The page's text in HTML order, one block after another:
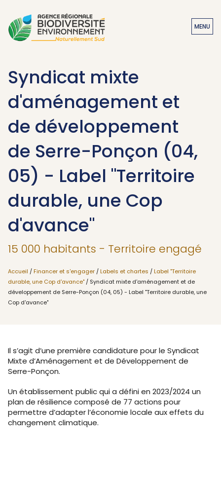
MENU
Syndicat mixte
d'aménagement et
de développement
de Serre-Ponçon (04,
05) - Label "Territoire
durable, une Cop
d'avance"
15 000 habitants - Territoire engagé
Accueil / Financer et s'engager / Labels et chartes / Label "Territoire
durable, une Cop d'avance" / Syndicat mixte d'aménagement et de
développement de Serre-Ponçon (04, 05) - Label "Territoire durable, une
Cop d'avance"
Il s’agit d’une première candidature pour le Syndicat
Mixte d’Aménagement et de Développement de
Serre-Ponçon.
Un établissement public qui a défini en 2023/2024 un
plan de résilience composé de 77 actions pour
permettre d’adapter l’économie locale aux effets du
changement climatique.